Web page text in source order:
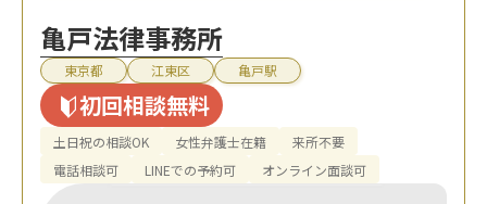
亀戸法律事務所
東京都 江東区 亀戸駅
初回相談無料
土日祝の相談OK 女性弁護士在籍
来所不要
電話相談可
LINEでの予約可 オンライン面談可